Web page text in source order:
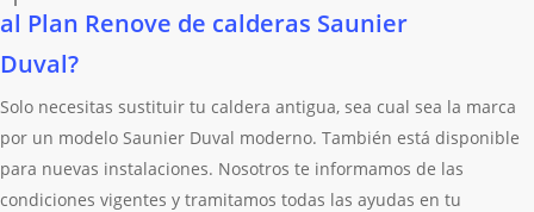
al Plan Renove de calderas Saunier
Duval?
Solo necesitas sustituir tu caldera antigua, sea cual sea la marca
por un modelo Saunier Duval moderno. También está disponible
para nuevas instalaciones. Nosotros te informamos de las
condiciones vigentes y tramitamos todas las ayudas en tu